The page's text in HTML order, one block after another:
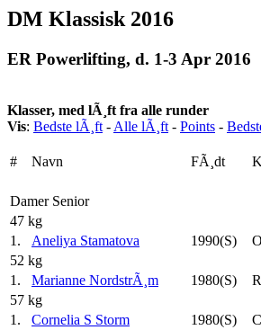
DM Klassisk 2016
ER Powerlifting, d. 1-3 Apr 2016
Klasser, med lÃ¸ft fra alle runder
Vis: Bedste lÃ¸ft - Alle lÃ¸ft - Points -
# Navn FÃ¸dt
Damer Senior
47 kg
1.
Aneliya Stamatova 1990(S)
52 kg
1.
Marianne NordstrÃ¸m 1980(S)
57 kg
1.
Cornelia S Storm 1980(S)